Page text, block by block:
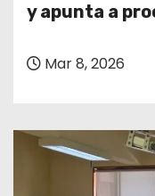
y apunta a
Mar 8, 2026